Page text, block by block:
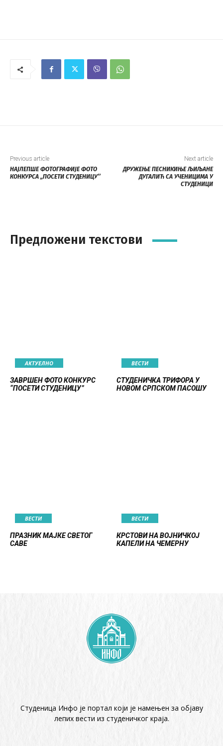
Previous article
НАЈЛЕПШЕ ФОТОГРАФИЈЕ ФОТО
КОНКУРСА „ПОСЕТИ СТУДЕНИЦУ’’
Next article
ДРУЖЕЊЕ ПЕСНИКИЊЕ ЉИЉАНЕ
ДУГАЛИЋ СА УЧЕНИЦИМА У
СТУДЕНИЦИ
Предложени текстови
АКТУЕЛНО
ЗАВРШЕН ФОТО КОНКУРС
“ПОСЕТИ СТУДЕНИЦУ”
ВЕСТИ
СТУДЕНИЧКА ТРИФОРА У
НОВОМ СРПСКОМ ПАСОШУ
ВЕСТИ
ПРАЗНИК МАЈКЕ СВЕТОГ
САВЕ
ВЕСТИ
КРСТОВИ НА ВОЈНИЧКОЈ
КАПЕЛИ НА ЧЕМЕРНУ
Студеница Инфо је портал који је намењен за објaву
лепих вести из студеничког краја.